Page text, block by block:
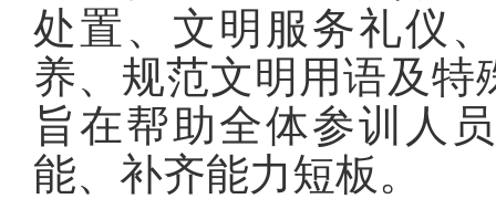
处置、文明服务礼仪
养、规范文明用语及
旨在帮助全体参训人
能、补齐能力短板。